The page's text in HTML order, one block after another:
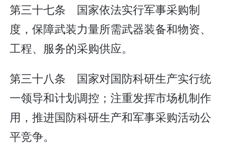
第三十七条 国家依法实行军事采购制
度，保障武装力量所需武器装备和物资、
工程、服务的采购供应。
第三十八条 国家对国防科研生产实行统
一领导和计划调控；注重发挥市场机制作
用，推进国防科研生产和军事采购活动公
平竞争。